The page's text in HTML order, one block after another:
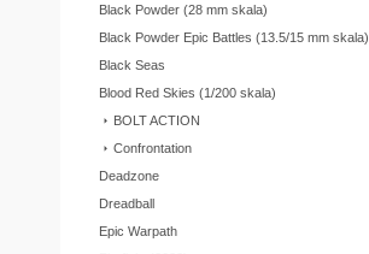
Black Powder (28 mm skala)
Black Powder Epic Battles (13.5/15 mm skala)
Black Seas
Blood Red Skies (1/200 skala)
BOLT ACTION
Confrontation
Deadzone
Dreadball
Epic Warpath